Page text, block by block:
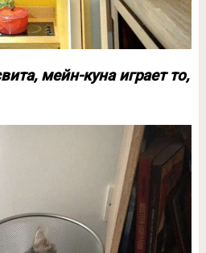
мейн-куна играет то,